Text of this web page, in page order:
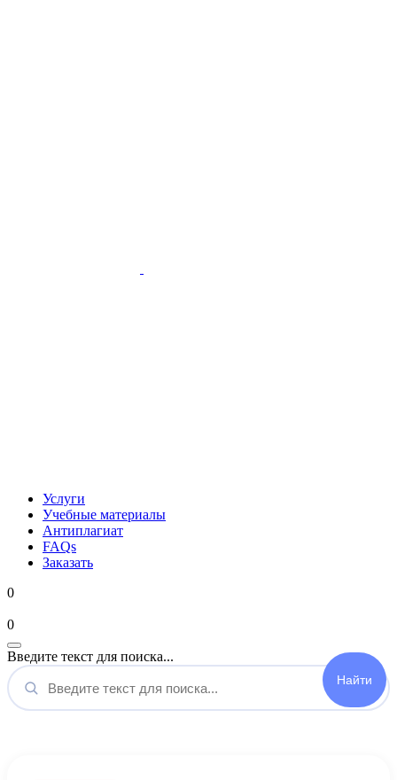
Услуги
Учебные материалы
Антиплагиат
FAQs
Заказать
0
0
Введите текст для поиска...